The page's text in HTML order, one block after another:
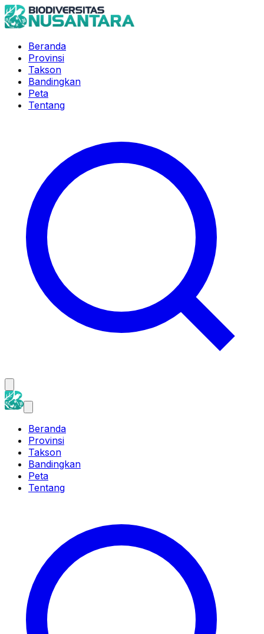
Beranda
Provinsi
Takson
Bandingkan
Peta
Tentang
Beranda
Provinsi
Takson
Bandingkan
Peta
Tentang